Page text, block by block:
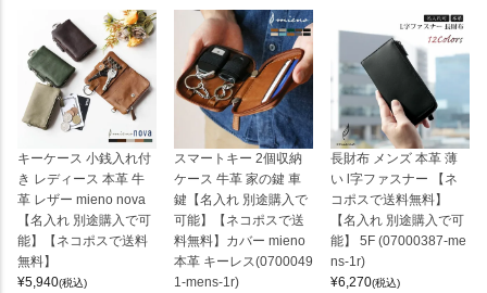
キーケース 小銭入れ付
き レディース 本革 牛
革 レザー mieno nova
【名入れ 別途購入で可
能】【ネコポスで送料
無料】
¥5,940(税込)
スマートキー 2個収納
ケース 牛革 家の鍵 車
鍵【名入れ 別途購入で
可能】【ネコポスで送
料無料】カバー mieno
本革 キーレス(0700049
1-mens-1r)
長財布 メンズ 本革 薄
い l字ファスナー 【ネ
コポスで送料無料】
【名入れ 別途購入で可
能】 5F (07000387-me
ns-1r)
¥6,270(税込)